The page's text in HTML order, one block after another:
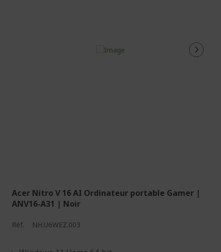
Acer Nitro V 16 AI Ordinateur portable Gamer |
ANV16-A31 | Noir
Réf. NH.U6WEZ.003